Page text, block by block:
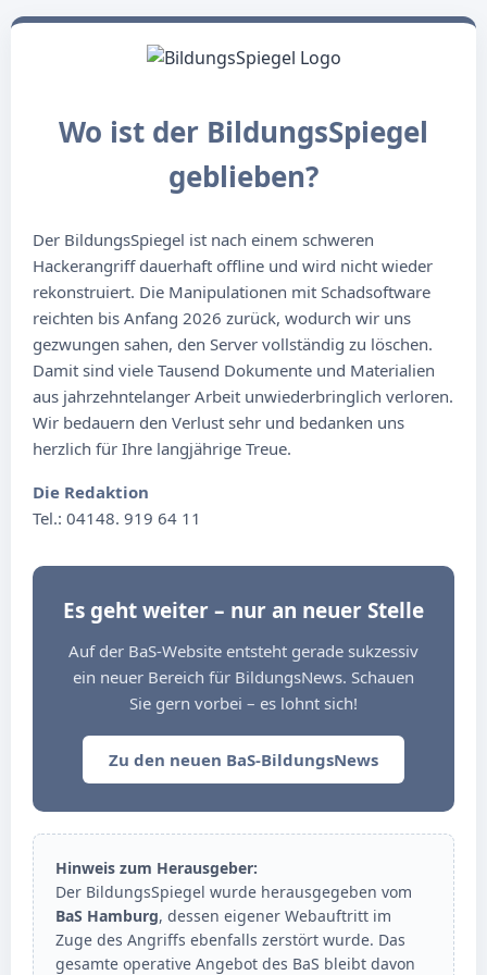
Wo ist der BildungsSpiegel
geblieben?
Der BildungsSpiegel ist nach einem schweren
Hackerangriff dauerhaft offline und wird nicht wieder
rekonstruiert. Die Manipulationen mit Schadsoftware
reichten bis Anfang 2026 zurück, wodurch wir uns
gezwungen sahen, den Server vollständig zu löschen.
Damit sind viele Tausend Dokumente und Materialien
aus jahrzehntelanger Arbeit unwiederbringlich verloren.
Wir bedauern den Verlust sehr und bedanken uns
herzlich für Ihre langjährige Treue.
Die Redaktion
Tel.: 04148. 919 64 11
Es geht weiter – nur an neuer Stelle
Auf der BaS-Website entsteht gerade sukzessiv
ein neuer Bereich für BildungsNews. Schauen
Sie gern vorbei – es lohnt sich!
Zu den neuen BaS-BildungsNews
Hinweis zum Herausgeber:
Der BildungsSpiegel wurde herausgegeben vom
BaS Hamburg, dessen eigener Webauftritt im
Zuge des Angriffs ebenfalls zerstört wurde. Das
gesamte operative Angebot des BaS bleibt davon